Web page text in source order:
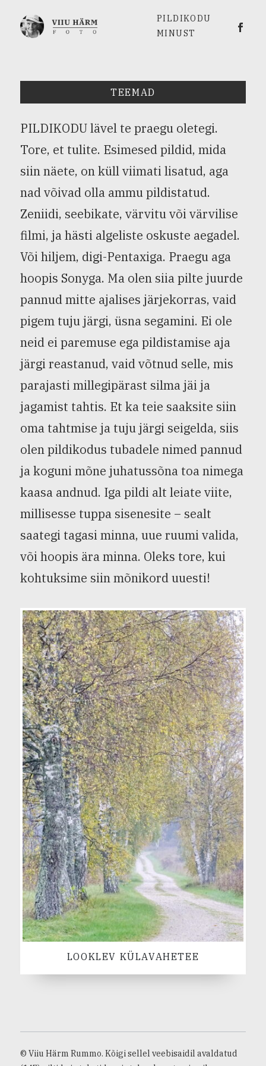
PILDIKODU
MINUST
Viiu
TEEMAD
PILDIKODU lävel te praegu oletegi.
Tore, et tulite. Esimesed pildid, mida
siin näete, on küll viimati lisatud, aga
nad võivad olla ammu pildistatud.
Zeniidi, seebikate, värvitu või värvilise
filmi, ja hästi algeliste oskuste aegadel.
Või hiljem, digi-Pentaxiga. Praegu aga
hoopis Sonyga. Ma olen siia pilte juurde
pannud mitte ajalises järjekorras, vaid
pigem tuju järgi, üsna segamini. Ei ole
neid ei paremuse ega pildistamise aja
järgi reastanud, vaid võtnud selle, mis
parajasti millegipärast silma jäi ja
jagamist tahtis. Et ka teie saaksite siin
oma tahtmise ja tuju järgi seigelda, siis
olen pildikodus tubadele nimed pannud
ja koguni mõne juhatussõna toa nimega
kaasa andnud. Iga pildi alt leiate viite,
millisesse tuppa sisenesite – sealt
saategi tagasi minna, uue ruumi valida,
või hoopis ära minna. Oleks tore, kui
kohtuksime siin mõnikord uuesti!
LOOKLEV KÜLAVAHETEE
© Viiu Härm Rummo. Kõigi sellel veebisaidil avaldatud